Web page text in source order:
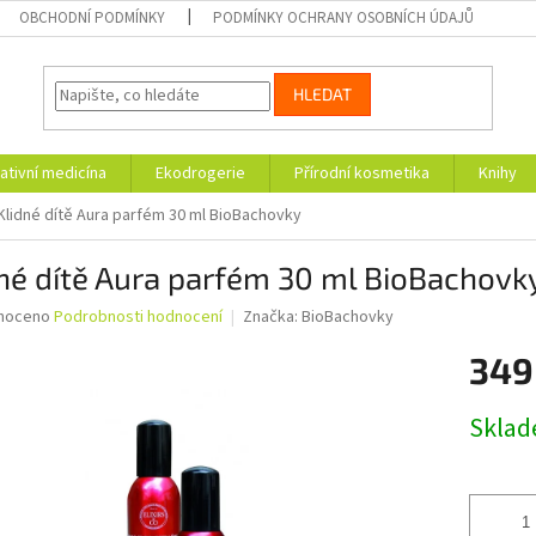
OBCHODNÍ PODMÍNKY PODMÍNKY OCHRANY OSOBNÍCH ÚDAJŮ
HLEDAT
medicína Ekodrogerie Přírodní kosmetika Knihy
dítě Aura parfém 30 ml BioBachovky
dítě Aura parfém 30 ml
Podrobnosti hodnocení Značka: BioBachovky
cena: